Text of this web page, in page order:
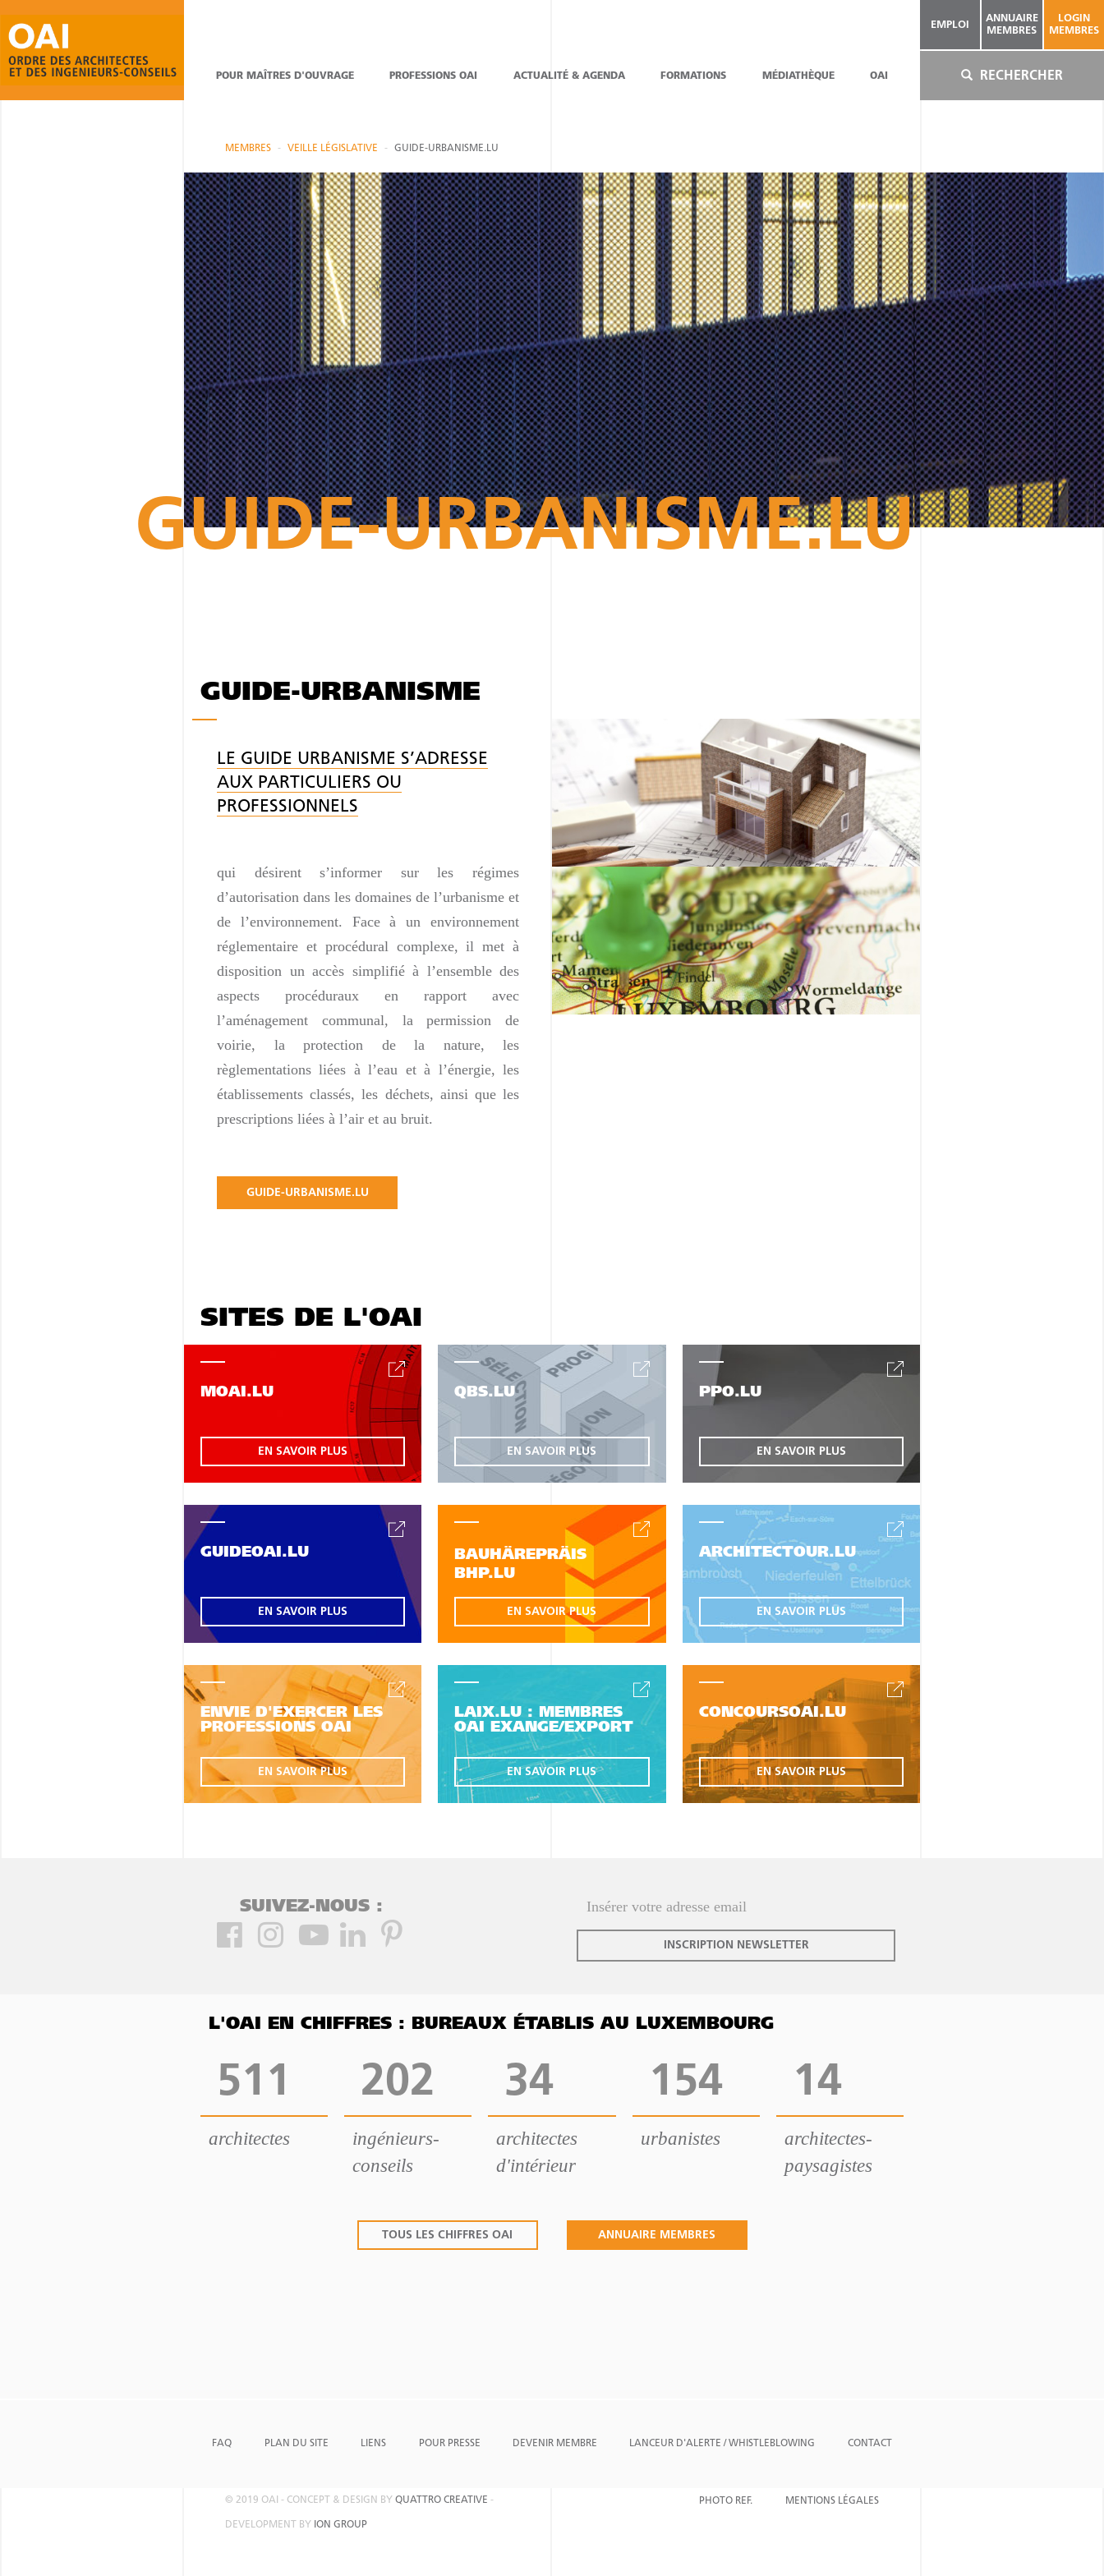
POUR MAÎTRES D'OUVRAGE PROFESSIONS OAI ACTUALITÉ & AGENDA FORMATIONS MÉDIATHÈQUE OAI
EMPLOI
ANNUAIRE
MEMBRES
LOGIN
MEMBRES
RECHERCHER
MEMBRES VEILLE LÉGISLATIVE GUIDE-URBANISME.LU
GUIDE-URBANISME.LU
GUIDE-URBANISME
LE GUIDE URBANISME S’ADRESSE
AUX PARTICULIERS OU
PROFESSIONNELS
qui désirent s’informer sur les régimes
d’autorisation dans les domaines de l’urbanisme et
de l’environnement. Face à un environnement
réglementaire et procédural complexe, il met à
disposition un accès simplifié à l’ensemble des
aspects procéduraux en rapport avec
l’aménagement communal, la permission de
voirie, la protection de la nature, les
règlementations liées à l’eau et à l’énergie, les
établissements classés, les déchets, ainsi que les
prescriptions liées à l’air et au bruit.
GUIDE-URBANISME.LU
SITES DE L'OAI
MOAI.LU
EN SAVOIR PLUS
QBS.LU
EN SAVOIR PLUS
PPO.LU
EN SAVOIR PLUS
GUIDEOAI.LU
EN SAVOIR PLUS
BAUHÄREPRÄIS
BHP.LU
EN SAVOIR PLUS
ARCHITECTOUR.LU
EN SAVOIR PLUS
ENVIE D'EXERCER LES
PROFESSIONS OAI
EN SAVOIR PLUS
LAIX.LU : MEMBRES
OAI EXANGE/EXPORT
EN SAVOIR PLUS
CONCOURSOAI.LU
EN SAVOIR PLUS
SUIVEZ-NOUS :
INSCRIPTION NEWSLETTER
L'OAI EN CHIFFRES : BUREAUX ÉTABLIS AU LUXEMBOURG
511
architectes
202
ingénieurs-
conseils
34
architectes
d'intérieur
154
urbanistes
14
architectes-
paysagistes
TOUS LES CHIFFRES OAI ANNUAIRE MEMBRES
FAQ PLAN DU SITE LIENS POUR PRESSE DEVENIR MEMBRE LANCEUR D'ALERTE / WHISTLEBLOWING CONTACT
© 2019 OAI - CONCEPT & DESIGN BY QUATTRO CREATIVE -
DEVELOPMENT BY ION GROUP
PHOTO REF. MENTIONS LÉGALES